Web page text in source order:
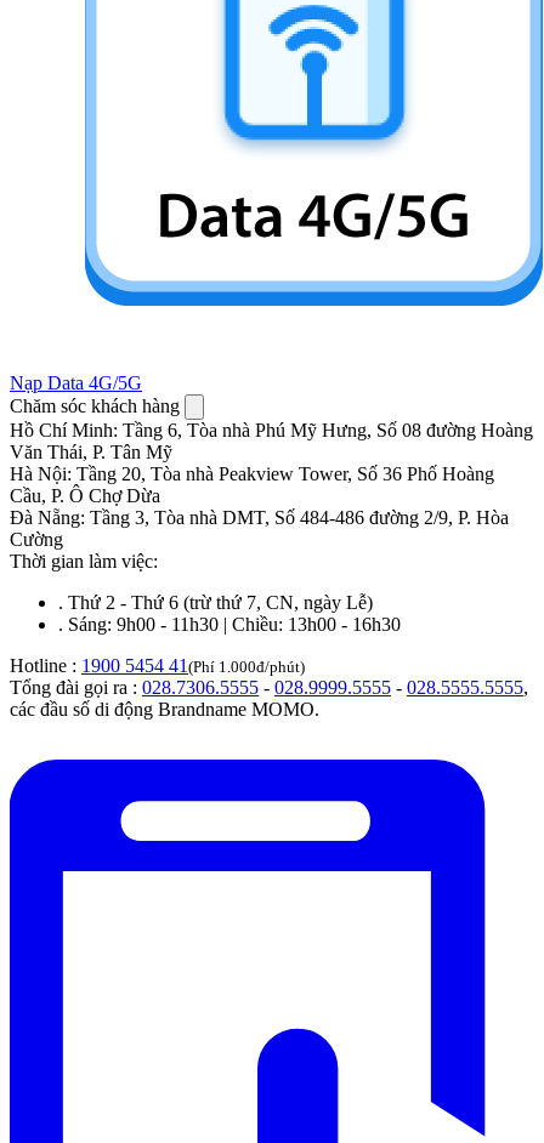
Nạp Data 4G/5G
Chăm sóc khách hàng
Hồ Chí Minh: Tầng 6, Tòa nhà Phú Mỹ Hưng, Số 08 đường Hoàng
Văn Thái, P. Tân Mỹ
Hà Nội: Tầng 20, Tòa nhà Peakview Tower, Số 36 Phố Hoàng
Cầu, P. Ô Chợ Dừa
Đà Nẵng: Tầng 3, Tòa nhà DMT, Số 484-486 đường 2/9, P. Hòa
Cường
Thời gian làm việc:
. Thứ 2 - Thứ 6 (trừ thứ 7, CN, ngày Lễ)
. Sáng: 9h00 - 11h30 | Chiều: 13h00 - 16h30
Hotline : 1900 5454 41 (Phí 1.000đ/phút)
Tổng đài gọi ra : 028.7306.5555 - 028.9999.5555 - 028.5555.5555,
các đầu số di động Brandname MOMO.